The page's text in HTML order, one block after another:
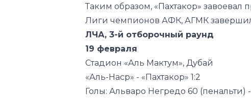
19 февраля
Стадион «Аль Мактум», Дубай
«Аль-Наср» - «Пахтакор» 1:2
Голы: Альваро Негредо 60 (пенальти)
Бикмаев 50.
***
Стадион «Шахзода Файсал бин